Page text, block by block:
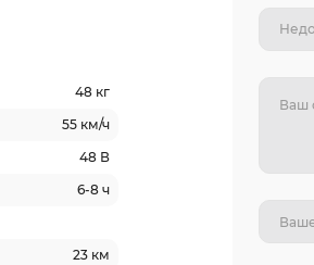
48 кг
55 км/ч
48 В
6-8 ч
23 км